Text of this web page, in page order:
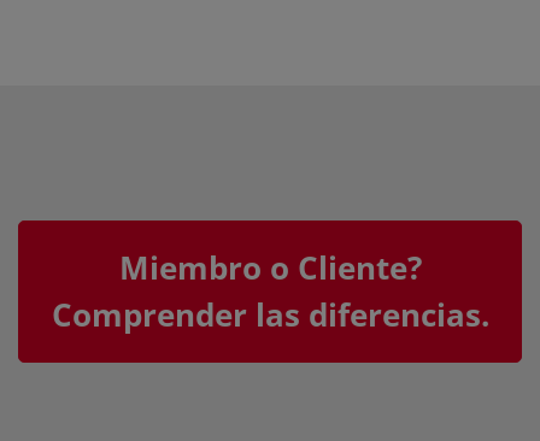
Miembro o Cliente?
Comprender las diferencias.